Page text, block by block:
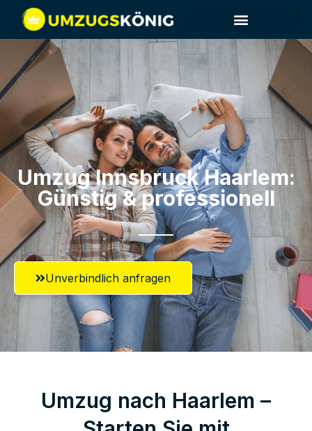
Umzug Innsbruck​ Haarlem:
Günstig & professionell​
Unverbindlich anfragen
Umzug nach Haarlem –